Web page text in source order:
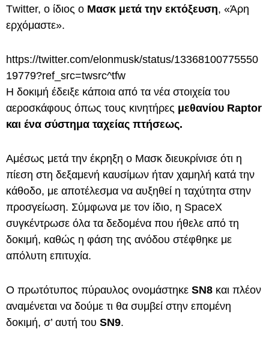
Τwitter, ο ίδιος ο Μασκ μετά την εκτόξευση, «Άρη
ερχόμαστε».
https://twitter.com/elonmusk/status/13368100775550
19779?ref_src=twsrc^tfw
Η δοκιμή έδειξε κάποια από τα νέα στοιχεία του
αεροσκάφους όπως τους κινητήρες μεθανίου Raptor
και ένα σύστημα ταχείας πτήσεως.
Αμέσως μετά την έκρηξη ο Μασκ διευκρίνισε ότι η
πίεση στη δεξαμενή καυσίμων ήταν χαμηλή κατά την
κάθοδο, με αποτέλεσμα να αυξηθεί η ταχύτητα στην
προσγείωση. Σύμφωνα με τον ίδιο, η SpaceX
συγκέντρωσε όλα τα δεδομένα που ήθελε από τη
δοκιμή, καθώς η φάση της ανόδου στέφθηκε με
απόλυτη επιτυχία.
Ο πρωτότυπος πύραυλος ονομάστηκε SN8 και πλέον
αναμένεται να δούμε τι θα συμβεί στην επομένη
δοκιμή, σ’ αυτή του SN9.